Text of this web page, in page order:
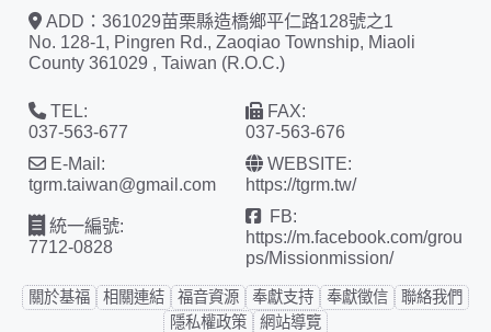
ADD：361029苗栗縣造橋鄉平仁路128號之1
No. 128-1, Pingren Rd., Zaoqiao Township, Miaoli
County 361029 , Taiwan (R.O.C.)
TEL:
037-563-677
FAX:
037-563-676
E-Mail:
tgrm.taiwan@gmail.com
WEBSITE:
https://tgrm.tw/
統一編號:
7712-0828
FB:
https://m.facebook.com/grou
ps/Missionmission/
關於基福 相關連結 福音資源 奉獻支持 奉獻徵信
聯絡我們
隱私權政策
網站導覽